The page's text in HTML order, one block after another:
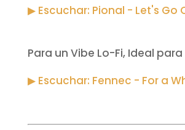
▶ Escuchar: Pional - Let's Go
Para un Vibe Lo-Fi, Ideal
▶ Escuchar: Fennec - For a